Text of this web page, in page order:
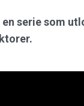
serie som